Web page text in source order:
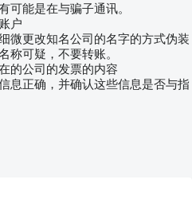
可能是在与骗子通讯。
户
微更改知名公司的名字的方式伪装
称可疑，不要转账。
的公司的发票的内容
息正确，并确认这些信息是否与指